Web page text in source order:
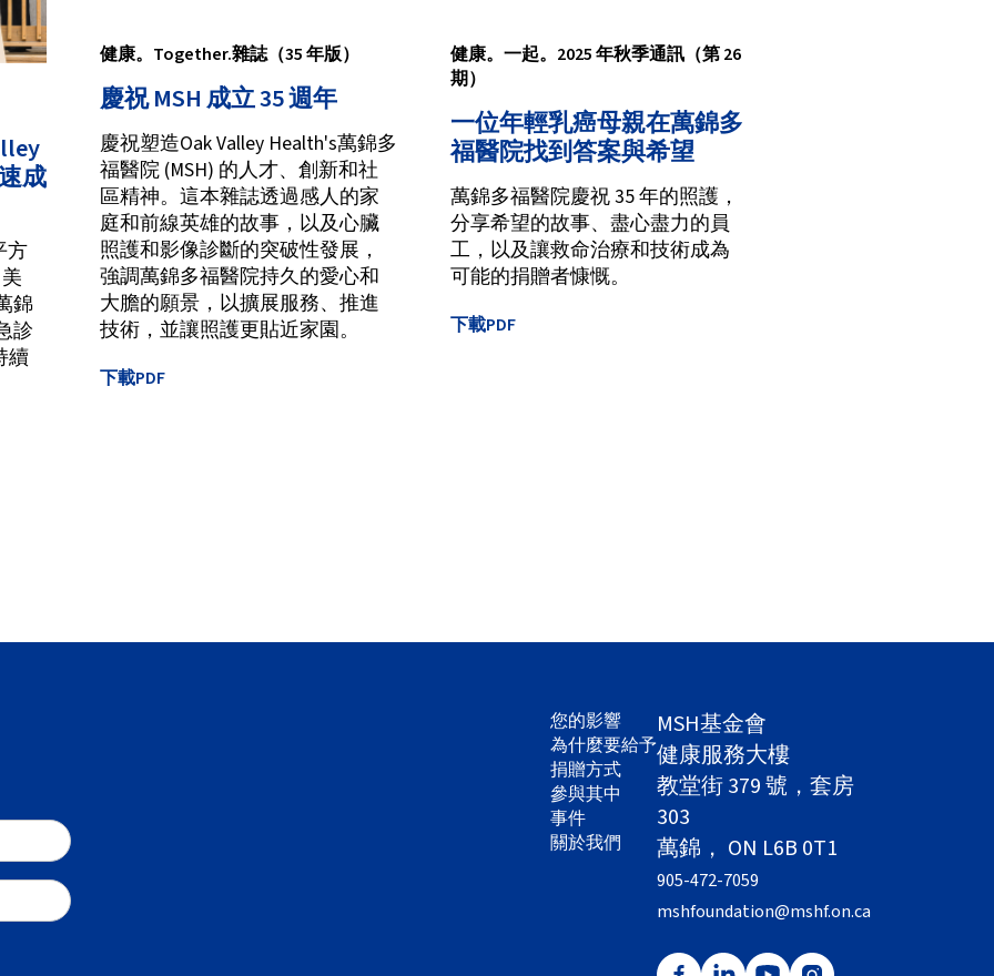
成
方
錦
診
續
健康。Together.雜誌（35 年版）
慶祝 MSH 成立 35 週年
慶祝塑造Oak Valley Health's萬錦多
福醫院 (MSH) 的人才、創新和社
區精神。這本雜誌透過感人的家
庭和前線英雄的故事，以及心臟
照護和影像診斷的突破性發展，
強調萬錦多福醫院持久的愛心和
大膽的願景，以擴展服務、推進
技術，並讓照護更貼近家園。
下載PDF
健康。一起。2025 年秋季通訊（第 26
期）
一位年輕乳癌母親在萬錦多
福醫院找到答案與希望
萬錦多福醫院慶祝 35 年的照護，
分享希望的故事、盡心盡力的員
工，以及讓救命治療和技術成為
可能的捐贈者慷慨。
下載PDF
您的影響
為什麼要給予
捐贈方式
參與其中
事件
關於我們
MSH基金會
健康服務大樓
教堂街 379 號，套房
303
萬錦， ON L6B 0T1
905-472-7059
mshfoundation@mshf.on.ca